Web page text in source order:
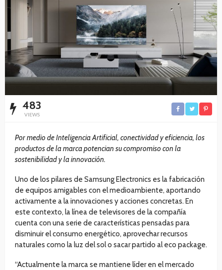
483
VIEWS
Por medio de Inteligencia Artificial, conectividad y eficiencia, los
productos de la marca potencian su compromiso con la
sostenibilidad y la innovación.
Uno de los pilares de Samsung Electronics es la fabricación
de equipos amigables con el medioambiente, aportando
activamente a la innovaciones y acciones concretas. En
este contexto, la línea de televisores de la compañía
cuenta con una serie de características pensadas para
disminuir el consumo energético, aprovechar recursos
naturales como la luz del sol o sacar partido al eco package.
“Actualmente la marca se mantiene líder en el mercado